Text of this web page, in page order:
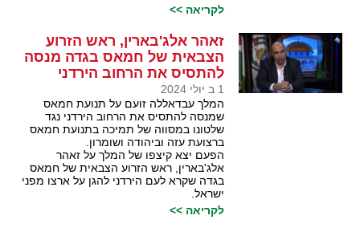
לקריאה >>
זאהר אלג'בארין, ראש הזרוע
הצבאית של חמאס בגדה מנסה
להתסיס את הרחוב הירדני
1 ב יולי 2024
המלך עבדאללה זועם על תנועת חמאס
שמנסה להתסיס את הרחוב הירדני נגד
שלטונו במסווה של תמיכה בתנועת חמאס
ברצועת עזה וביהודה ושומרון.
הפעם יצא קיצפו של המלך על זאהר
אלג'בארין, ראש הזרוע הצבאית של חמאס
בגדה שקרא לעם הירדני להגן על ארצו מפני
ישראל.
לקריאה >>